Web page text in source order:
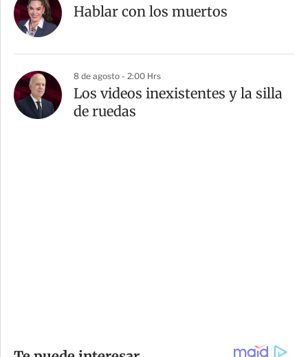
Hablar con los muertos
8 de agosto - 2:00 Hrs
Los videos inexistentes y la silla
de ruedas